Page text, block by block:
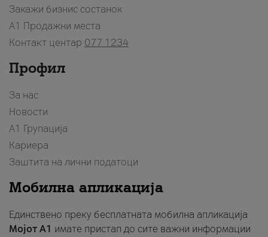
Закажи бизнис состанок
A1 Продажни места
Контакт центар 077 1234
Профил
За нас
Новости
А1 Групација
Кариера
Заштита на лични податоци
Мобилна апликација
Единствено преку бесплатната мобилна апликација
Мојот A1 имате пристап до сите важни информации